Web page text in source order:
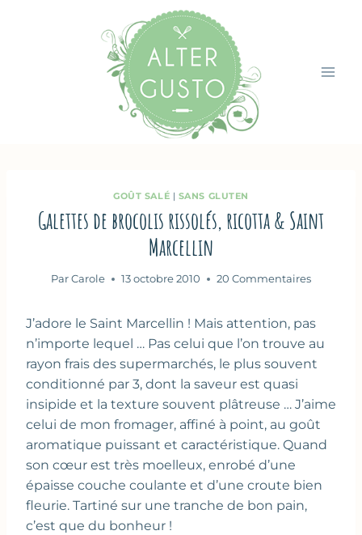
GOÛT SALÉ | SANS GLUTEN
Galettes de brocolis rissolés, ricotta & Saint
Marcellin
Par Carole 13 octobre 2010 20 Commentaires
J’adore le Saint Marcellin ! Mais attention, pas
n’importe lequel … Pas celui que l’on trouve au
rayon frais des supermarchés, le plus souvent
conditionné par 3, dont la saveur est quasi
insipide et la texture souvent plâtreuse … J’aime
celui de mon fromager, affiné à point, au goût
aromatique puissant et caractéristique. Quand
son cœur est très moelleux, enrobé d’une
épaisse couche coulante et d’une croute bien
fleurie. Tartiné sur une tranche de bon pain,
c’est que du bonheur !